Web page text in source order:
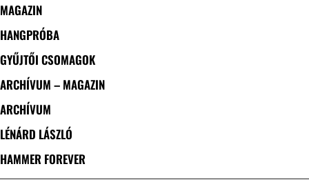
MAGAZIN
HANGPRÓBA
GYŰJTŐI CSOMAGOK
ARCHÍVUM – MAGAZIN
ARCHÍVUM
LÉNÁRD LÁSZLÓ
HAMMER FOREVER